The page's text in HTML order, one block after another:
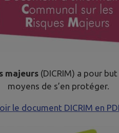
majeurs (DICRIM) a pour
moyens de s’en protéger.
le document DICRIM en